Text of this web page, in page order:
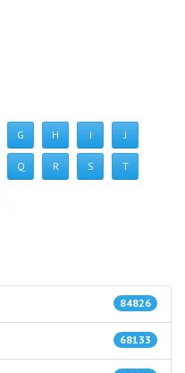
G H I J
Q R S T
84826
68133